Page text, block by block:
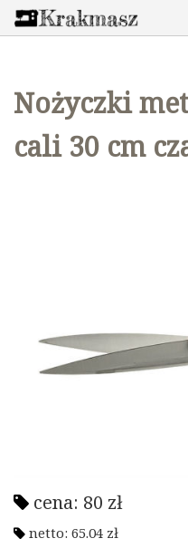
Nożyczki
cali 30 cm
cena: 80 zł
netto: 65.04 zł